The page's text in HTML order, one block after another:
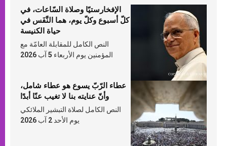
الإفخارستيّا وصلاة السّاعات، في
كلّ أسبوع وكلّ يوم، هما النَّفَس في
حياة الكنيسة
النص الكامل للمقابلة العامّة مع
المؤمنين يوم الأربعاء 5 آب 2026
عطاء الرّبّ يسوع هو عطاء شامل،
وأنّ عنايته بنا لا تغيب عنّا أبدًا
النص الكامل لصلاة التبشير الملائكي
يوم الأحد 2 آب 2026